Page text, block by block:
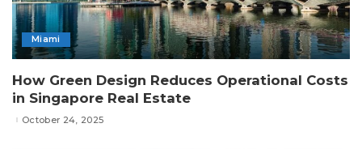
Miami
How Green Design Reduces Operational Costs
in Singapore Real Estate
October 24, 2025